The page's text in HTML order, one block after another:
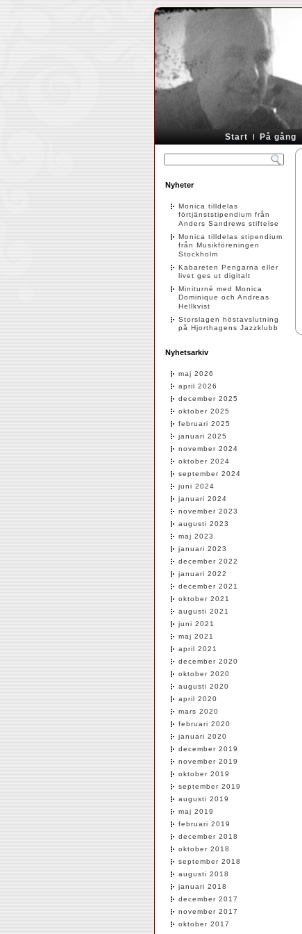
Start På gång
Nyheter
Monica tilldelas
förtjänststipendium från
Anders Sandrews stiftelse
Monica tilldelas stipendium
från Musikföreningen
Stockholm
Kabareten Pengarna eller
livet ges ut digitalt
Miniturné med Monica
Dominique och Andreas
Hellkvist
Storslagen höstavslutning
på Hjorthagens Jazzklubb
Nyhetsarkiv
maj 2026
april 2026
december 2025
oktober 2025
februari 2025
januari 2025
november 2024
oktober 2024
september 2024
juni 2024
januari 2024
november 2023
augusti 2023
maj 2023
januari 2023
december 2022
januari 2022
december 2021
oktober 2021
augusti 2021
juni 2021
maj 2021
april 2021
december 2020
oktober 2020
augusti 2020
april 2020
mars 2020
februari 2020
januari 2020
december 2019
november 2019
oktober 2019
september 2019
augusti 2019
maj 2019
februari 2019
december 2018
oktober 2018
september 2018
augusti 2018
januari 2018
december 2017
november 2017
oktober 2017